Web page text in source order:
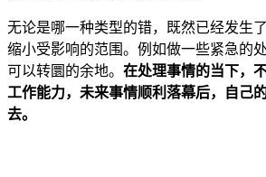
无论是哪一种类型的错，既然已经发生
缩小受影响的范围。例如做一些紧急的
可以转圜的余地。 在处理事情的当下，
工作能力，未来事情顺利落幕后，自己
去。